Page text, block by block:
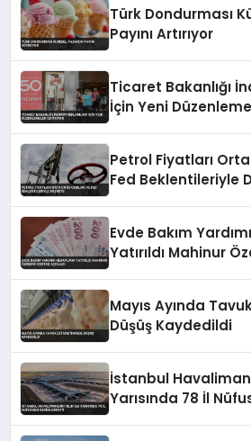
Türk Dondurması
Payını Artırıyor
Ticaret Bakanlığı
İçin Yeni
Petrol Fiyatları
Fed Beklentileriyle
Evde Bakım
Yatırıldı Mahinur
Mayıs Ayında
Düşüş Kaydedildi
İstanbul
Yarısında 78 İl